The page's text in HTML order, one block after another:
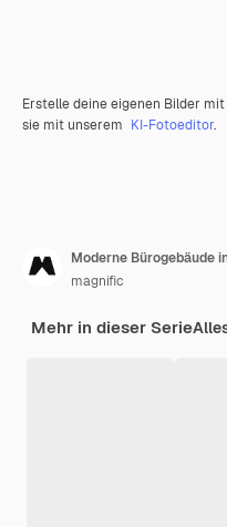
Erstelle deine eigenen Bilder mit
sie mit unserem KI-Fotoeditor.
Moderne Bürogebäude
magnific
Mehr in dieser Serie